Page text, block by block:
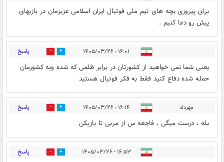
برای پیروزی بچه های تیم ملی فوتبال ایران اسلامی عزیزمان در بازیهای
پیش رو دعا کنیم .
۱۶:۰۱ - ۱۴۰۵/۰۳/۲۶ 6 پاسخ
یعنی شما نمی خواهید از کشورتان در برابر ظلمی که شده وبه کشورمان
حمله شده دفاع کنید فقط به فکر فوتبال هستید
مهرداد ۱۶:۱۴ - ۱۴۰۵/۰۳/۲۶ 4 پاسخ
بله ، درست میگی ، فاجعه س از مربی تا بازیکن
۱۶:۵۳ - ۱۴۰۵/۰۳/۲۶ 2 پاسخ